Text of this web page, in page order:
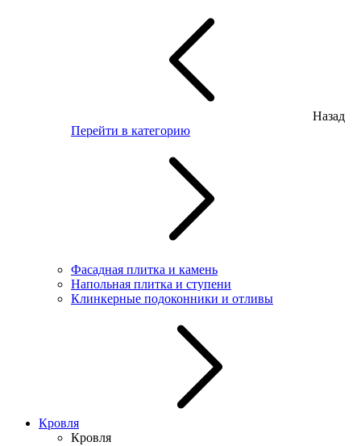
Назад
Перейти в категорию
Фасадная плитка и камень
Напольная плитка и ступени
Клинкерные подоконники и отливы
Кровля
Кровля